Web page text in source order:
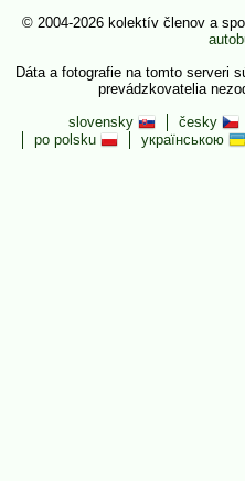
© 2004-2026 kolektív členov a
Dáta a fotografie na tomto serveri
prevádzkovatelia
slovensky
česky
po polsku
українською